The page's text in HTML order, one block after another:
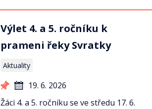
Výlet 4. a 5. ročníku k
prameni řeky Svratky
Aktuality
19. 6. 2026
Žáci 4. a 5. ročníku se ve středu 17. 6.